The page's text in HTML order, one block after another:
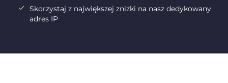
Skorzystaj z największej zniżki na nasz dedykowany
adres IP